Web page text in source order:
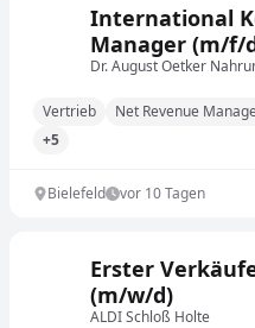
International
Manager (m/f/
Management
Dr. August Oetker
Vertrieb Net Revenue
+5
Bielefeld vor 10 Tagen
Erster
(m/w/d)
ALDI Schloß Holte